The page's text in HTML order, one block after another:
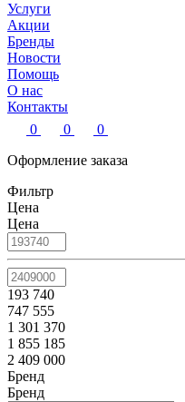
Услуги
Акции
Бренды
Новости
Помощь
О нас
Контакты
0
0
0
Оформление заказа
Фильтр
Цена
Цена
193 740
747 555
1 301 370
1 855 185
2 409 000
Бренд
Бренд